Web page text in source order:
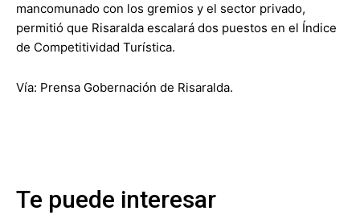
mancomunado con los gremios y el sector privado,
permitió que Risaralda escalará dos puestos en el Índice
de Competitividad Turística.
Vía: Prensa Gobernación de Risaralda.
Te puede interesar